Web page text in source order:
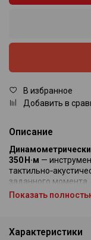
В избранное
Добавить в
Описание
350 Н·м —
заданного
правого вращения.
Показать
Характеристики